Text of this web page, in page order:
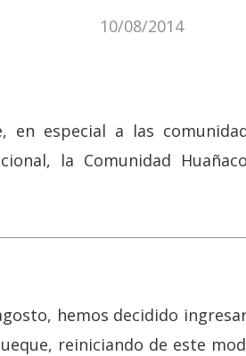
10/08/2014
en especial a las
la Comunidad
hemos decidido
reiniciando de este